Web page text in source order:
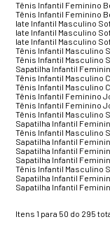
Tênis Infantil Feminino
Tênis Infantil Feminino
Iate Infantil Masculino
Iate Infantil Masculino
Iate Infantil Masculino
Tênis Infantil Masculino
Tênis Infantil Masculino
Sapatilha Infantil
Tênis Infantil Masculino
Tênis Infantil Masculino
Tênis Infantil Feminino
Tênis Infantil Feminino
Tênis Infantil Masculino
Sapatilha Infantil
Tênis Infantil Masculino
Sapatilha Infantil
Sapatilha Infantil
Sapatilha Infantil
Tênis Infantil Masculino
Sapatilha Infantil
Sapatilha Infantil
Itens 1 para 50 do 295